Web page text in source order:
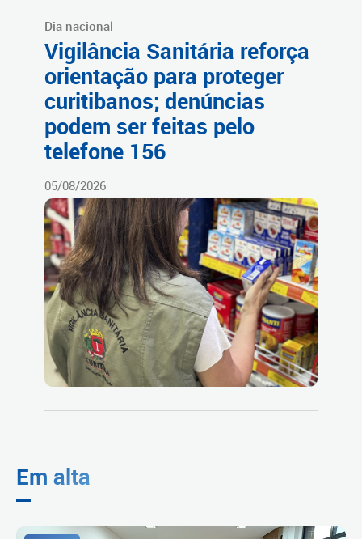
Dia nacional
Vigilância Sanitária reforça
orientação para proteger
curitibanos; denúncias
podem ser feitas pelo
telefone 156
05/08/2026
Em alta